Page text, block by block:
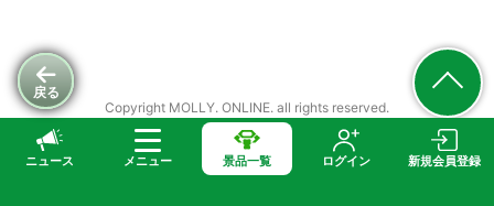
ニュース メニュー 景品一覧 ログイン 新規会員登録
戻る
Copyright MOLLY. ONLINE. all rights reserved.